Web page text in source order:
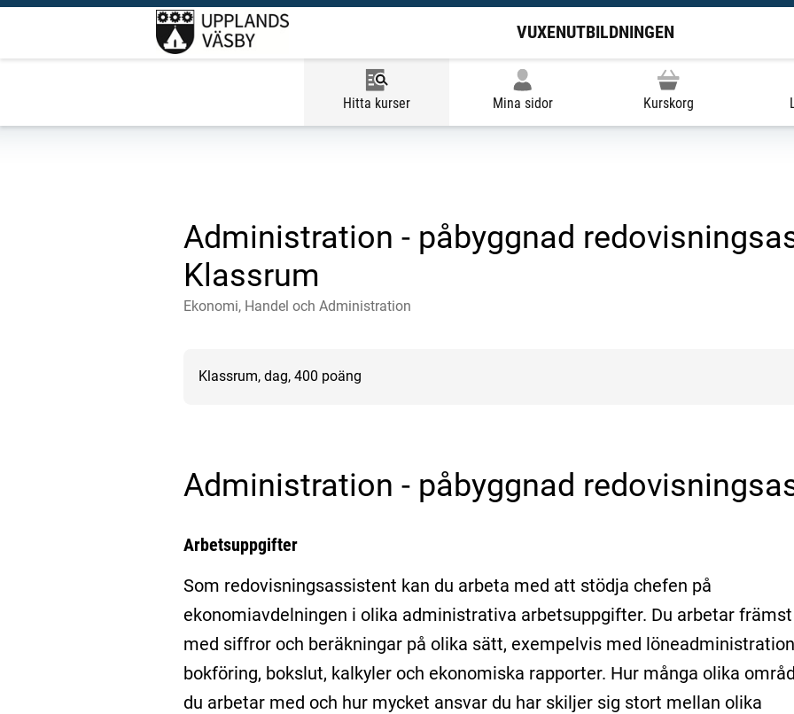
VUXENUTBILDNINGEN
Hitta kurser Mina sidor Kurskorg
Administration - påbyggnad
Klassrum
Ekonomi, Handel och Administration
Klassrum, dag, 400 poäng
Administration - påbyggnad
Arbetsuppgifter
Som redovisningsassistent kan du arbeta med att stödja chefen på
ekonomiavdelningen i olika administrativa arbetsuppgifter. Du arbetar främst
med siffror och beräkningar på olika sätt, exempelvis med
bokföring, bokslut, kalkyler och ekonomiska rapporter. Hur många olika
du arbetar med och hur mycket ansvar du har skiljer sig stort mellan olika